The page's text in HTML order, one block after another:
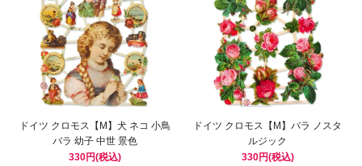
ドイツ クロモス【M】犬 ネコ 小鳥
バラ 幼子 中世 景色
330円(税込)
ドイツ クロモス【M】バラ ノスタ
ルジック
330円(税込)